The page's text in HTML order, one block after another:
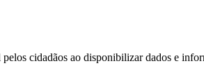
cidadãos ao disponibilizar dados e